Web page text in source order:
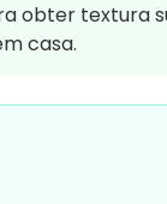
obter textura
casa.